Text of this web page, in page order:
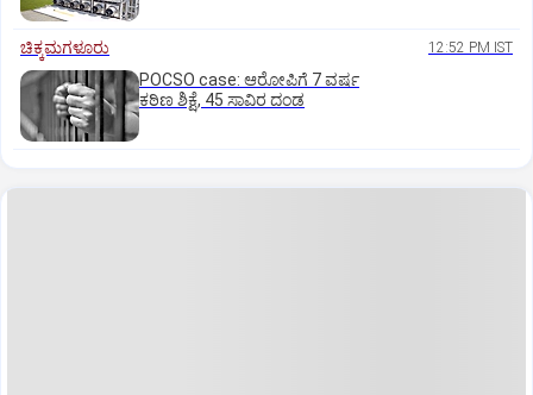
ಚಿಕ್ಕಮಗಳೂರು 12:52 PM IST
POCSO case: ಆರೋಪಿಗೆ 7 ವರ್ಷ
ಕಠಿಣ ಶಿಕ್ಷೆ, 45 ಸಾವಿರ ದಂಡ